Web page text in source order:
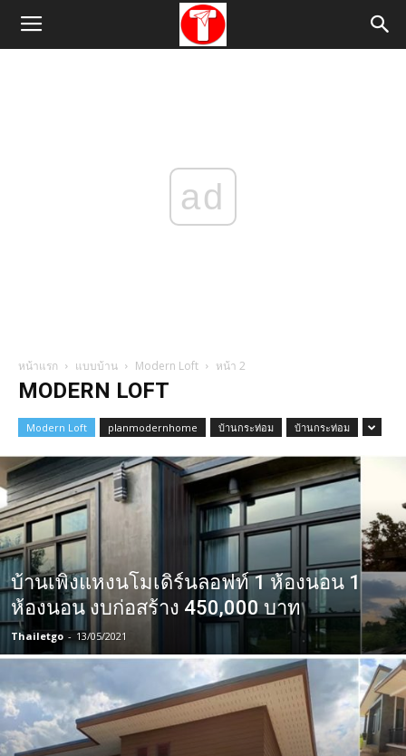
ad
หน้าแรก แบบบ้าน Modern Loft หน้า 2
MODERN LOFT
Modern Loft planmodernhome บ้านกระท่อม บ้านกระท่อม
บ้านเพิงแหงนโมเดิร์นลอฟท์ 1 ห้องนอน 1
ห้องนอน งบก่อสร้าง 450,000 บาท
Thailetgo - 13/05/2021